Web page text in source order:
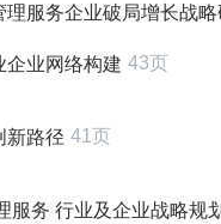
业破局增长战略研究报告
企业网络构建 43页
新路径 41页
服务 行业及企业战略规